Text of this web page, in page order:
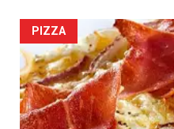
PIZZA